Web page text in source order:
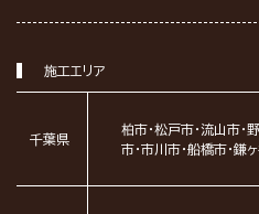
施工エリア
千葉県
柏市・松戸市・流山市・
市・市川市・船橋市・鎌